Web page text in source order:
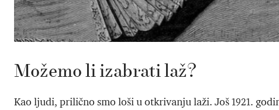
Možemo li izabrati laž?
Kao ljudi, prilično smo loši u otkrivanju laži. Još 1921.